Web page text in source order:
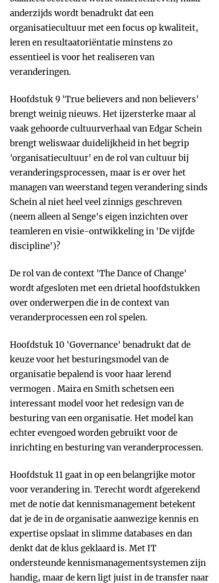
anderzijds wordt benadrukt dat een
organisatiecultuur met een focus op kwaliteit,
leren en resultaatoriëntatie minstens zo
essentieel is voor het realiseren van
veranderingen.
Hoofdstuk 9 'True believers and non believers'
brengt weinig nieuws. Het ijzersterke maar al
vaak gehoorde cultuurverhaal van Edgar Schein
brengt weliswaar duidelijkheid in het begrip
'organisatiecultuur' en de rol van cultuur bij
veranderingsprocessen, maar is er over het
managen van weerstand tegen verandering sinds
Schein al niet heel veel zinnigs geschreven
(neem alleen al Senge's eigen inzichten over
teamleren en visie-ontwikkeling in 'De vijfde
discipline')?
De rol van de context 'The Dance of Change'
wordt afgesloten met een drietal hoofdstukken
over onderwerpen die in de context van
veranderprocessen een rol spelen.
Hoofdstuk 10 'Governance' benadrukt dat de
keuze voor het besturingsmodel van de
organisatie bepalend is voor haar lerend
vermogen . Maira en Smith schetsen een
interessant model voor het redesign van de
besturing van een organisatie. Het model kan
echter evengoed worden gebruikt voor de
inrichting en besturing van veranderprocessen.
Hoofdstuk 11 gaat in op een belangrijke motor
voor verandering in. Terecht wordt afgerekend
met de notie dat kennismanagement betekent
dat je de in de organisatie aanwezige kennis en
expertise opslaat in slimme databases en dan
denkt dat de klus geklaard is. Met IT
ondersteunde kennismanagementsystemen zijn
handig, maar de kern ligt juist in de transfer naar